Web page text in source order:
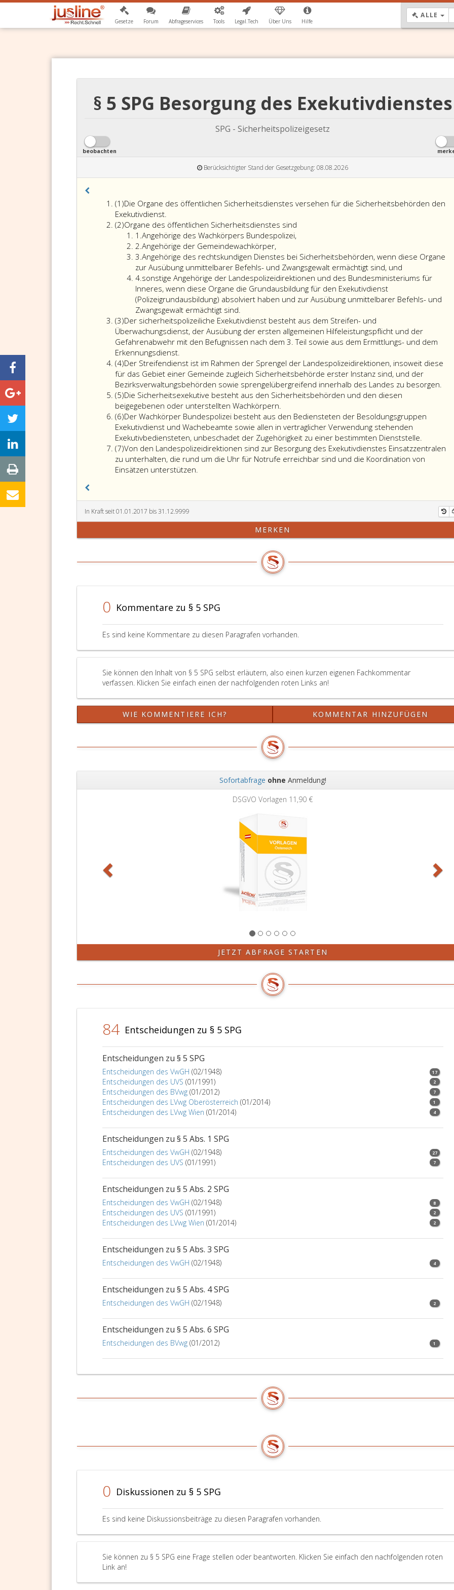
Gesetze Forum Abfrageservices Tools Legal.Tech Über Uns Hilfe
ALLE
§ 5 SPG Besorgung des Exekutivdienstes
SPG - Sicherheitspolizeigesetz
beobachten
Berücksichtigter Stand der Gesetzgebung: 08.08.2026
(1)Absatz
eins
Die Organe des öffentlichen Sicherheitsdienstes versehen für die Sicherheitsbehörden den
Exekutivdienst.
(2)Absatz
2
Organe des öffentlichen Sicherheitsdienstes sind
1.Ziffer
eins
Angehörige des Wachkörpers Bundespolizei,
2.Ziffer
2
Angehörige der Gemeindewachkörper,
3.Ziffer
3
Angehörige des rechtskundigen Dienstes bei Sicherheitsbehörden, wenn diese Organe
zur Ausübung unmittelbarer Befehls- und Zwangsgewalt ermächtigt sind, und
4.Ziffer
4
sonstige Angehörige der Landespolizeidirektionen und des Bundesministeriums für
Inneres, wenn diese Organe die Grundausbildung für den Exekutivdienst
(Polizeigrundausbildung) absolviert haben und zur Ausübung unmittelbarer Befehls- und
Zwangsgewalt ermächtigt sind.
(3)Absatz
3
Der sicherheitspolizeiliche Exekutivdienst besteht aus dem Streifen- und
Überwachungsdienst, der Ausübung der ersten allgemeinen Hilfeleistungspflicht und der
Gefahrenabwehr mit den Befugnissen nach dem 3. Teil sowie aus dem Ermittlungs- und dem
Erkennungsdienst.
(4)Absatz
4
Der Streifendienst ist im Rahmen der Sprengel der Landespolizeidirektionen, insoweit diese
für das Gebiet einer Gemeinde zugleich Sicherheitsbehörde erster Instanz sind, und der
Bezirksverwaltungsbehörden sowie sprengelübergreifend innerhalb des Landes zu besorgen.
(5)Absatz
5
Die Sicherheitsexekutive besteht aus den Sicherheitsbehörden und den diesen
beigegebenen oder unterstellten Wachkörpern.
(6)Absatz
6
Der Wachkörper Bundespolizei besteht aus den Bediensteten der Besoldungsgruppen
Exekutivdienst und Wachebeamte sowie allen in vertraglicher Verwendung stehenden
Exekutivbediensteten, unbeschadet der Zugehörigkeit zu einer bestimmten Dienststelle.
(7)Absatz
7
Von den Landespolizeidirektionen sind zur Besorgung des Exekutivdienstes Einsatzzentralen
zu unterhalten, die rund um die Uhr für Notrufe erreichbar sind und die Koordination von
Einsätzen unterstützen.
In Kraft seit 01.01.2017 bis 31.12.9999
MERKEN
0 Kommentare zu § 5 SPG
Es sind keine Kommentare zu diesen Paragrafen vorhanden.
Sie können den Inhalt von § 5 SPG selbst erläutern, also einen kurzen eigenen Fachkommentar
verfassen. Klicken Sie einfach einen der nachfolgenden roten Links an!
WIE KOMMENTIERE ICH? KOMMENTAR HINZUFÜGEN
Sofortabfrage ohne Anmeldung!
JETZT ABFRAGE STARTEN
84 Entscheidungen zu § 5 SPG
Entscheidungen zu § 5 SPG
Entscheidungen des VwGH (02/1948) 17
Entscheidungen des UVS (01/1991) 2
Entscheidungen des BVwg (01/2012) 7
Entscheidungen des LVwg Oberösterreich (01/2014) 1
Entscheidungen des LVwg Wien (01/2014) 4
Entscheidungen zu § 5 Abs. 1 SPG
Entscheidungen des VwGH (02/1948) 27
Entscheidungen des UVS (01/1991) 7
Entscheidungen zu § 5 Abs. 2 SPG
Entscheidungen des VwGH (02/1948) 8
Entscheidungen des UVS (01/1991) 2
Entscheidungen des LVwg Wien (01/2014) 2
Entscheidungen zu § 5 Abs. 3 SPG
Entscheidungen des VwGH (02/1948) 4
Entscheidungen zu § 5 Abs. 4 SPG
Entscheidungen des VwGH (02/1948) 2
Entscheidungen zu § 5 Abs. 6 SPG
Entscheidungen des BVwg (01/2012) 1
0 Diskussionen zu § 5 SPG
Es sind keine Diskussionsbeiträge zu diesen Paragrafen vorhanden.
Sie können zu § 5 SPG eine Frage stellen oder beantworten. Klicken Sie einfach den nachfolgenden roten
Link an!